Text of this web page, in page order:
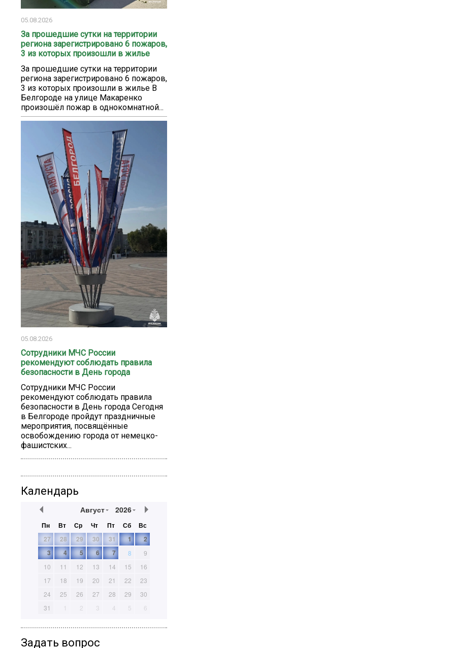
05.08.2026
За прошедшие сутки на территории
региона зарегистрировано 6 пожаров,
3 из которых произошли в жилье
За прошедшие сутки на территории
региона зарегистрировано 6 пожаров,
3 из которых произошли в жилье В
Белгороде на улице Макаренко
произошёл пожар в однокомнатной...
05.08.2026
Сотрудники МЧС России
рекомендуют соблюдать правила
безопасности в День города
Сотрудники МЧС России
рекомендуют соблюдать правила
безопасности в День города Сегодня
в Белгороде пройдут праздничные
мероприятия, посвящённые
освобождению города от немецко-
фашистских...
Календарь
Август 2026
Пн Вт Ср Чт Пт Сб
Вс
27
28 29 30 31 1
2
3
4 5 6 7 8
9
10
11 12 13 14 15
16
17
18 19 20 21 22
23
24
25 26 27 28 29
30
31
1 2 3 4 5 6
Задать вопрос